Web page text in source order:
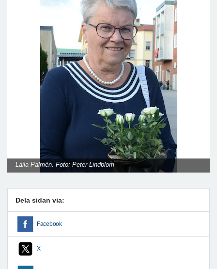
Laila Palmén. Foto: Peter Lindblom
Dela sidan via:
Facebook
X